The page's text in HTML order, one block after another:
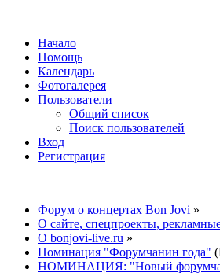
Начало
Помощь
Календарь
Фотогалерея
Пользователи
Общий список
Поиск пользователей
Вход
Регистрация
Форум о концертах Bon Jovi »
О сайте, спецпроекты,
О bonjovi-live.ru »
Номинация "Форумчанин года"
НОМИНАЦИЯ: "Новый